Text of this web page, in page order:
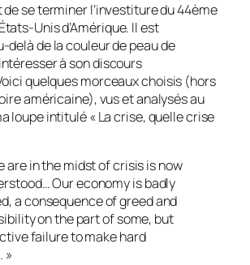
se terminer l’investiture du 44ème
Unis d’Amérique. Il est
delà de la couleur de peau de
à son discours
quelques morceaux choisis (hors
américaine), vus et analysés au
loupe intitulé « La crise, quelle crise
are in the midst of crisis is now
Our economy is badly
a consequence of greed and
on the part of some, but
failure to make hard
»